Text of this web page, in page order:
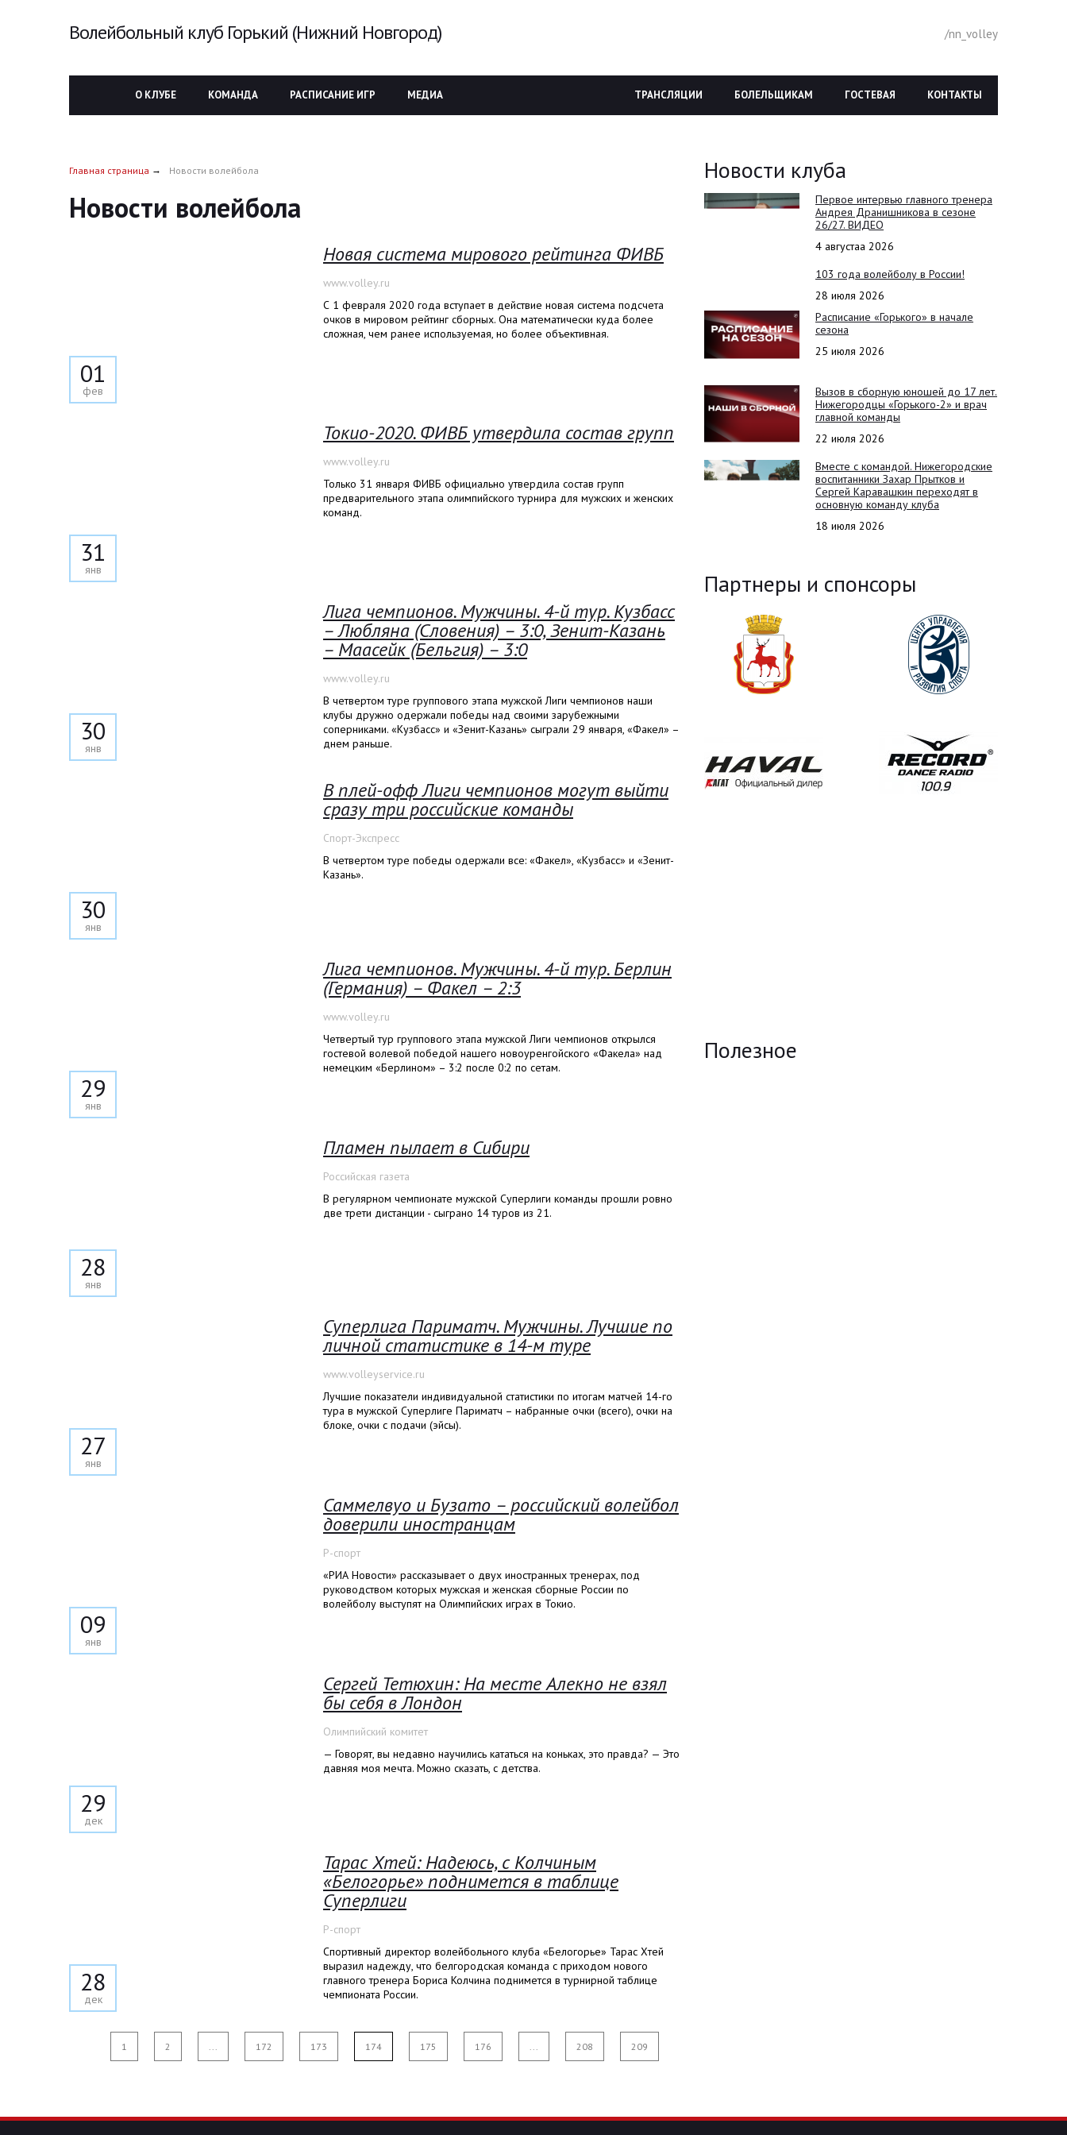
Волейбольный клуб Горький (Нижний Новгород) /nn_volley
О КЛУБЕ КОМАНДА РАСПИСАНИЕ ИГР МЕДИА КОНТАКТЫ
ГОСТЕВАЯ
БОЛЕЛЬЩИКАМ
ТРАНСЛЯЦИИ
Главная страница Новости волейбола
Новости волейбола
01
фев
Новая система мирового рейтинга ФИВБ
www.volley.ru
С 1 февраля 2020 года вступает в действие новая система подсчета
очков в мировом рейтинг сборных. Она математически куда более
сложная, чем ранее используемая, но более объективная.
31
янв
Токио-2020. ФИВБ утвердила состав групп
www.volley.ru
Только 31 января ФИВБ официально утвердила состав групп
предварительного этапа олимпийского турнира для мужских и женских
команд.
30
янв
Лига чемпионов. Мужчины. 4-й тур. Кузбасс
– Любляна (Словения) – 3:0, Зенит-Казань
– Маасейк (Бельгия) – 3:0
www.volley.ru
В четвертом туре группового этапа мужской Лиги чемпионов наши
клубы дружно одержали победы над своими зарубежными
соперниками. «Кузбасс» и «Зенит-Казань» сыграли 29 января, «Факел» –
днем раньше.
30
янв
В плей-офф Лиги чемпионов могут выйти
сразу три российские команды
Спорт-Экспресс
В четвертом туре победы одержали все: «Факел», «Кузбасс» и «Зенит-
Казань».
29
янв
Лига чемпионов. Мужчины. 4-й тур. Берлин
(Германия) – Факел – 2:3
www.volley.ru
Четвертый тур группового этапа мужской Лиги чемпионов открылся
гостевой волевой победой нашего новоуренгойского «Факела» над
немецким «Берлином» – 3:2 после 0:2 по сетам.
28
янв
Пламен пылает в Сибири
Российская газета
В регулярном чемпионате мужской Суперлиги команды прошли ровно
две трети дистанции - сыграно 14 туров из 21.
27
янв
Суперлига Париматч. Мужчины. Лучшие по
личной статистике в 14-м туре
www.volleyservice.ru
Лучшие показатели индивидуальной статистики по итогам матчей 14-го
тура в мужской Суперлиге Париматч – набранные очки (всего), очки на
блоке, очки с подачи (эйсы).
09
янв
Саммелвуо и Бузато – российский волейбол
доверили иностранцам
Р-спорт
«РИА Новости» рассказывает о двух иностранных тренерах, под
руководством которых мужская и женская сборные России по
волейболу выступят на Олимпийских играх в Токио.
29
дек
Сергей Тетюхин: На месте Алекно не взял
бы себя в Лондон
Олимпийский комитет
— Говорят, вы недавно научились кататься на коньках, это правда? — Это
давняя моя мечта. Можно сказать, с детства.
28
дек
Тарас Хтей: Надеюсь, с Колчиным
«Белогорье» поднимется в таблице
Суперлиги
Р-спорт
Спортивный директор волейбольного клуба «Белогорье» Тарас Хтей
выразил надежду, что белгородская команда с приходом нового
главного тренера Бориса Колчина поднимется в турнирной таблице
чемпионата России.
1 2 ... 172 173 174 175 176 ... 208 209
Новости клуба
Первое интервью главного тренера
Андрея Дранишникова в сезоне
26/27. ВИДЕО
4 августаа 2026
103 года волейболу в России!
28 июля 2026
Расписание «Горького» в начале
сезона
25 июля 2026
Вызов в сборную юношей до 17 лет.
Нижегородцы «Горького-2» и врач
главной команды
22 июля 2026
Вместе с командой. Нижегородские
воспитанники Захар Прытков и
Сергей Каравашкин переходят в
основную команду клуба
18 июля 2026
Партнеры и спонсоры
Полезное